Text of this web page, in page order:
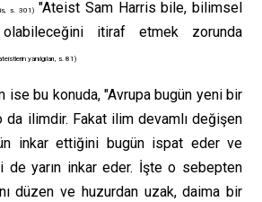
s. 301)"Ateist Sam Harris bile, bilimsel
olabileceğini itiraf etmek zorunda
yanılgıları, s. 81)
ise bu konuda, "Avrupa bugün yeni bir
o da ilimdir. Fakat ilim devamlı değişen
inkar ettiğini bugün ispat eder ve
de yarın inkar eder. İşte o sebepten
düzen ve huzurdan uzak, daima bir